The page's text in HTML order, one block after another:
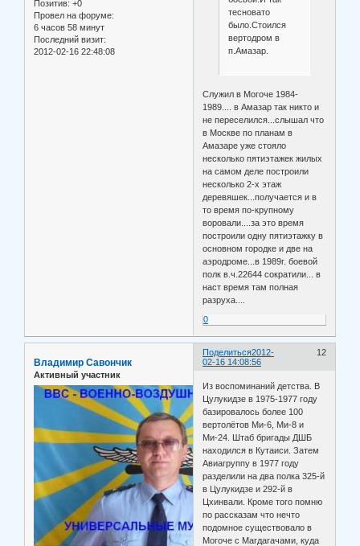
Позитив: +0
Провел на форуме:
6 часов 58 минут
Последний визит:
2012-02-16 22:48:08
тесновато
было.Стоился
вертодром в
п.Амазар.
Служил в Могоче 1984-
1989.... в Амазар так никто и
не переселился...слышал что
в Москве по планам в
Амазаре уже стояло
несколько пятиэтажек жилых
на самом деле построили
несколько 2-х этаж
деревяшек...получается и в
то время по-крупному
воровали....за это время
построили одну пятиэтажку в
основном городке и две на
аэродроме...в 1989г. боевой
полк в.ч.22644 сократили... в
наст время там полная
разруха....
0
Поделиться 12
2012-
02-16 14:08:56
Владимир Савончик
Активный участник
Из воспоминаний детства. В
Цулукидзе в 1975-1977 году
базировалось более 100
вертолётов Ми-6, Ми-8 и
Ми-24. Штаб бригады ДШБ
находился в Кутаиси. Затем
Авиагруппу в 1977 году
разделили на два полка 325-й
в Цулукидзе и 292-й в
Цхинвали. Кроме того помню
по рассказам что нечто
подомное существовало в
Могоче с Магдагачами, куда